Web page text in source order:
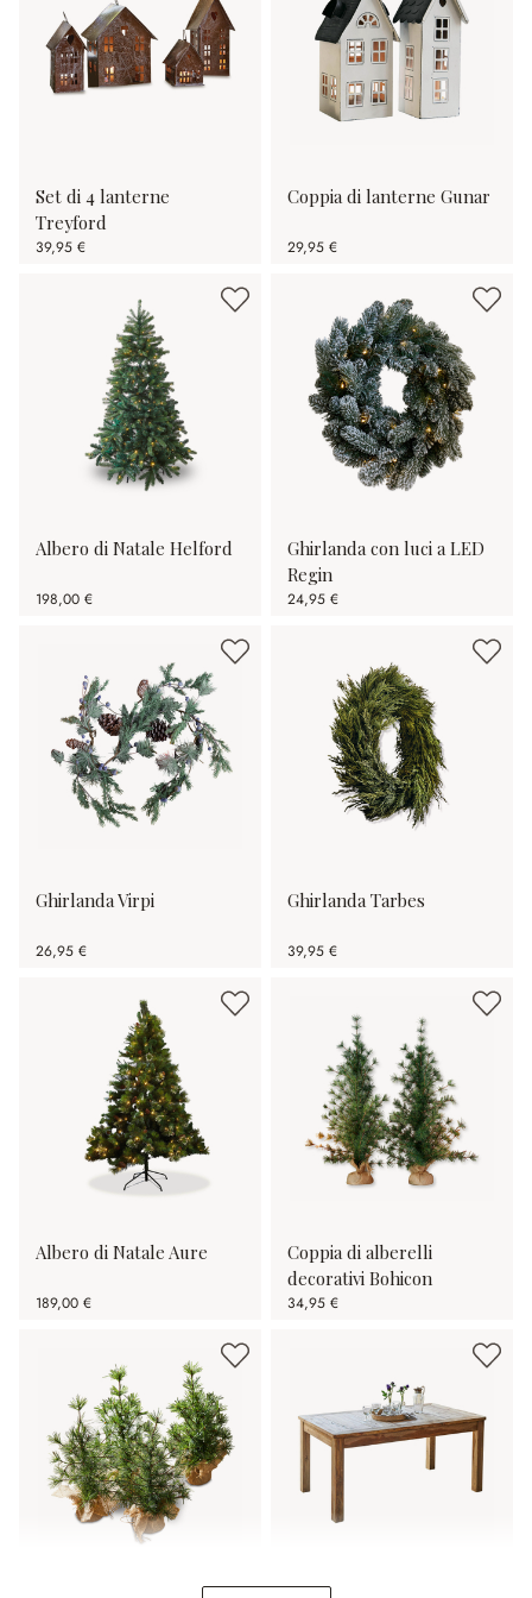
Set di 4 lanterne
Treyford
39,95 €
Coppia di lanterne Gunar
29,95 €
Albero di Natale Helford
198,00 €
Ghirlanda con luci a LED
Regin
24,95 €
Ghirlanda Virpi
26,95 €
Ghirlanda Tarbes
39,95 €
Albero di Natale Aure
189,00 €
Coppia di alberelli
decorativi Bohicon
34,95 €